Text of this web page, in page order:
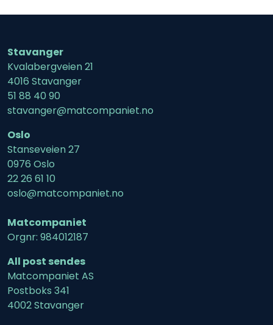
Stavanger
Kvalabergveien 21
4016 Stavanger
51 88 40 90
stavanger@matcompaniet.no
Oslo
Stanseveien 27
0976 Oslo
22 26 61 10
oslo@matcompaniet.no
Matcompaniet
Orgnr: 984012187
All post sendes
Matcompaniet AS
Postboks 341
4002 Stavanger